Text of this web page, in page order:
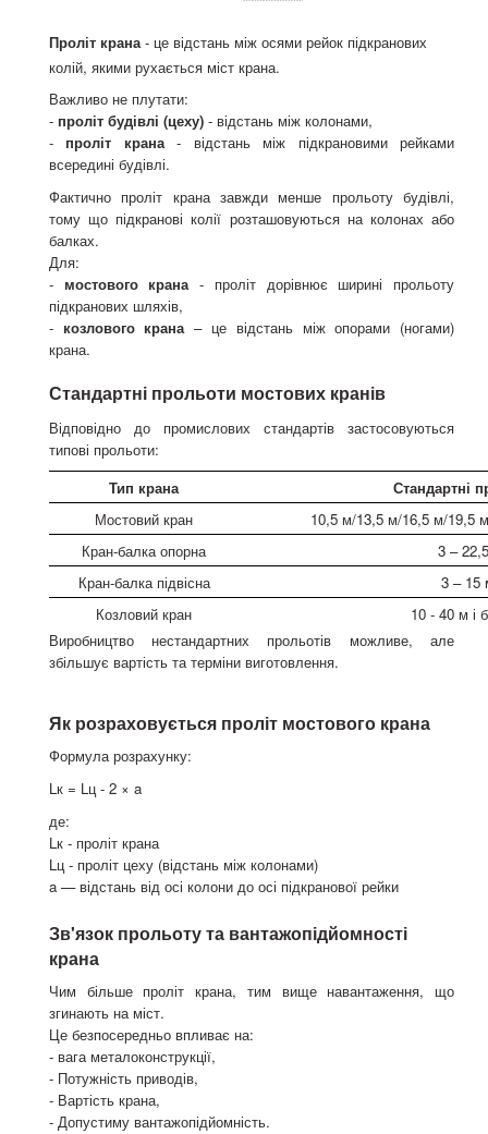
Проліт крана- це відстань між осями рейок підкранових
колій, якими рухається міст крана.
Важливо не плутати:
- проліт будівлі (цеху)- відстань між колонами,
- проліт крана- відстань між підкрановими рейками
всередині будівлі.
Фактично проліт крана завжди менше прольоту будівлі,
тому що підкранові колії розташовуються на колонах або
балках.
Для:
- мостового крана- проліт дорівнює ширині прольоту
підкранових шляхів,
- козлового крана– це відстань між опорами (ногами)
крана.
Стандартні прольоти мостових кранів
Відповідно до промислових стандартів застосовуються
типові прольоти:
Тип крана
Стандартні
Мостовий кран
10,5 м/13,5 м/16,5 м/19,5
Кран-балка опорна
3 –
Кран-балка підвісна
3 – 15
Козловий кран
10 - 40 м і
Виробництво нестандартних прольотів можливе, але
збільшує вартість та терміни виготовлення.
Як розраховується проліт мостового крана
Формула розрахунку:
Lк = Lц - 2 × a
де:
Lк - проліт крана
Lц - проліт цеху (відстань між колонами)
a — відстань від осі колони до осі підкранової рейки
Зв'язок прольоту та вантажопідйомності
крана
Чим більше проліт крана, тим вище навантаження, що
згинають на міст.
Це безпосередньо впливає на:
- вага металоконструкції,
- Потужність приводів,
- Вартість крана,
- Допустиму вантажопідйомність.